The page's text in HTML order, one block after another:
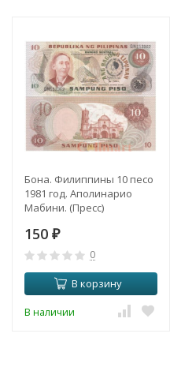
Бона. Филиппины 10 песо
1981 год. Аполинарио
Мабини. (Пресс)
150 ₽
0
В корзину
В наличии